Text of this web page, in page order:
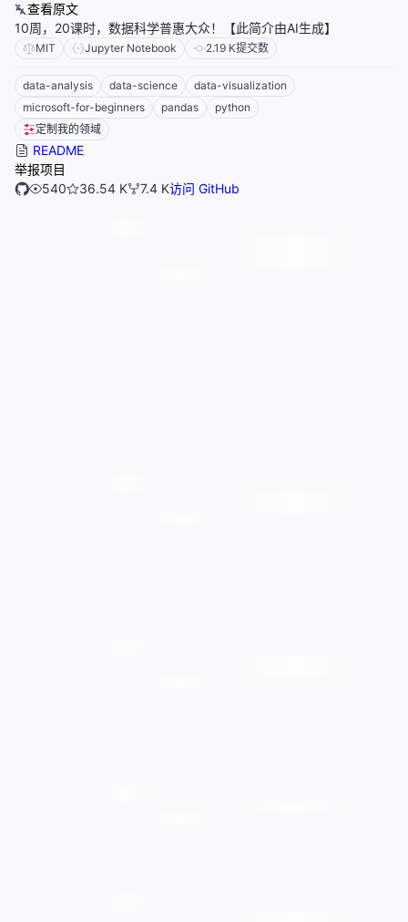
查看原文
10周，20课时，数据科学普惠大众！【此简介由AI生成】
MIT Jupyter Notebook 2.19 K提交数
data-analysis data-science
data-visualization
microsoft-for-beginners
pandas
python
定制我的领域
README
举报项目
540
36.54 K 7.4 K访问 GitHub